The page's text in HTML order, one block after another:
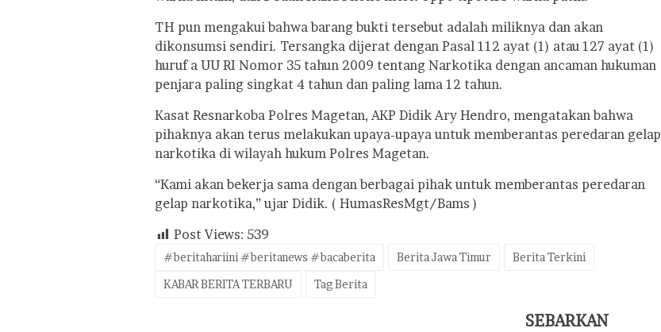
TH pun mengakui bahwa barang bukti tersebut adalah miliknya dan akan
dikonsumsi sendiri. Tersangka dijerat dengan Pasal 112 ayat (1) atau 127 ayat (1)
huruf a UU RI Nomor 35 tahun 2009 tentang Narkotika dengan ancaman hukuman
penjara paling singkat 4 tahun dan paling lama 12 tahun.
Kasat Resnarkoba Polres Magetan, AKP Didik Ary Hendro, mengatakan bahwa
pihaknya akan terus melakukan upaya-upaya untuk memberantas peredaran gelap
narkotika di wilayah hukum Polres Magetan.
“Kami akan bekerja sama dengan berbagai pihak untuk memberantas peredaran
gelap narkotika,” ujar Didik. ( HumasResMgt/Bams )
Post Views: 539
#beritahariini #beritanews #bacaberita Berita Jawa Timur
Berita Terkini
KABAR BERITA TERBARU
Tag Berita
SEBARKAN